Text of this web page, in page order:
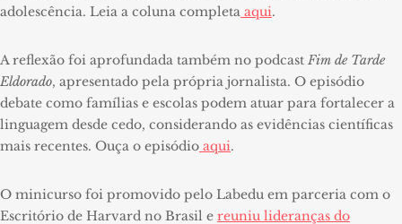
adolescência. Leia a coluna completa aqui.
A reflexão foi aprofundada também no podcastFim de Tarde
Eldorado, apresentado pela própria jornalista. O episódio
debate como famílias e escolas podem atuar para fortalecer a
linguagem desde cedo, considerando as evidências científicas
mais recentes. Ouça o episódio aqui.
O minicurso foi promovido pelo Labedu em parceria com o
Escritório de Harvard no Brasil e reuniu lideranças do